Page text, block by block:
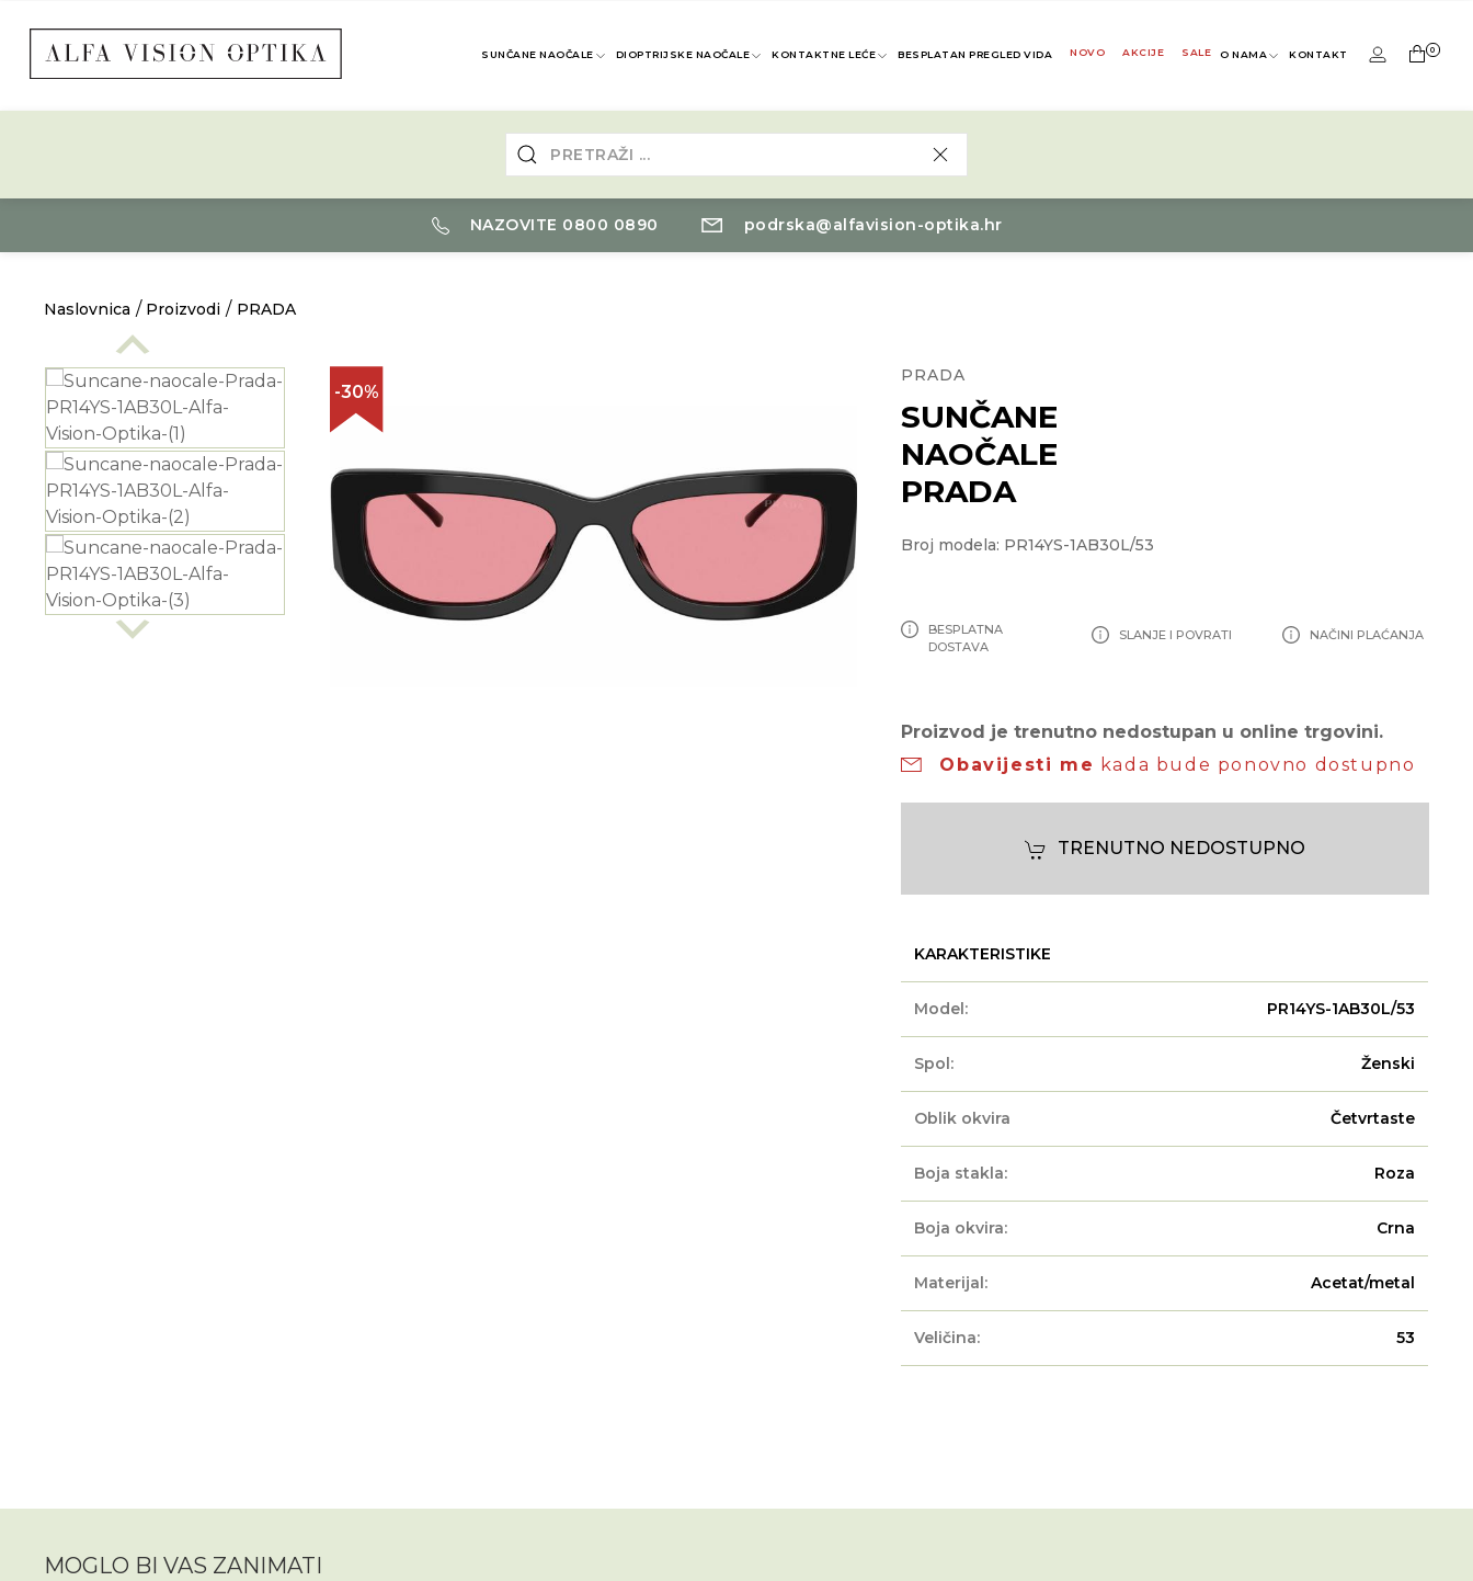
SUNČANE NAOČALE DIOPTRIJSKE NAOČALE KONTAKTNE LEĆE BESPLATAN PREGLED VIDA NOVO AKCIJE SALE O NAMA KONTAKT 0
NAZOVITE 0800 0890 podrska@alfavision-optika.hr
Naslovnica Proizvodi PRADA
-30%
PRADA
SUNČANE
NAOČALE
PRADA
Broj modela: PR14YS-1AB30L/53
BESPLATNA
DOSTAVA
SLANJE I POVRATI NAČINI PLAĆANJA
Proizvod je trenutno nedostupan u online trgovini.
Obavijesti me kada bude ponovno dostupno
TRENUTNO NEDOSTUPNO
KARAKTERISTIKE
Model: PR14YS-1AB30L/53
Spol: Ženski
Oblik okvira Četvrtaste
Boja stakla: Roza
Boja okvira: Crna
Materijal: Acetat/metal
Veličina: 53
MOGLO BI VAS ZANIMATI